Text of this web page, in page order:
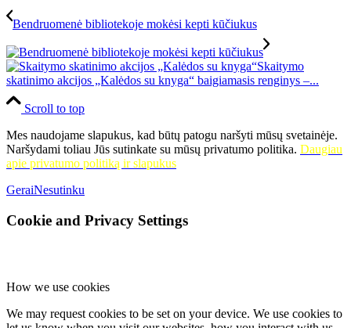
Bendruomenė bibliotekoje mokėsi kepti kūčiukus
Skaitymo
skatinimo akcijos „Kalėdos su knyga“ baigiamasis renginys –...
Scroll to top
Mes naudojame slapukus, kad būtų patogu naršyti mūsų svetainėje.
Naršydami toliau Jūs sutinkate su mūsų privatumo politika. Daugiau
apie privatumo politiką ir slapukus
GeraiNesutinku
Cookie and Privacy Settings
How we use cookies
We may request cookies to be set on your device. We use cookies to